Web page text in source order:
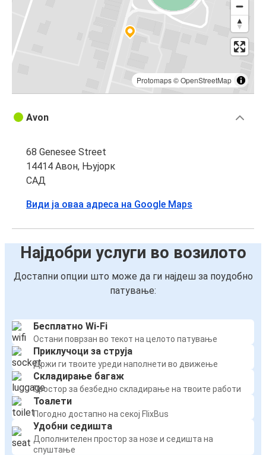
Protomaps©OpenStreetMap
Avon
68 Genesee Street
14414 Авон, Њујорк
САД
Види ја оваа адреса на Google Maps
Најдобри услуги во возилото
Достапни опции што може да ги најдеш за поудобно
патување:
Бесплатно Wi-Fi
Остани поврзан во текот на целото патување
Приклучоци за струја
Држи ги твоите уреди наполнети во движење
Складирање багаж
Простор за безбедно складирање на твоите работи
Тоалети
Погодно достапно на секој FlixBus
Удобни седишта
Дополнителен простор за нозе и седишта на
спуштање